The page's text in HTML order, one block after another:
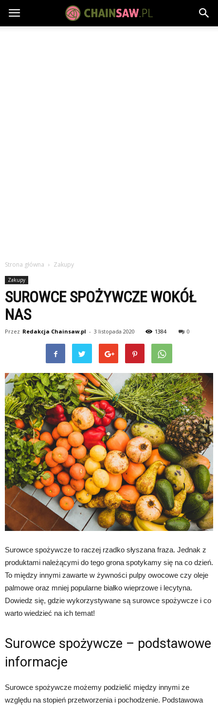
Strona główna Zakupy
Zakupy
SUROWCE SPOŻYWCZE WOKÓŁ
NAS
Przez Redakcja Chainsaw.pl - 3 listopada 2020 1384 0
Surowce spożywcze to raczej rzadko słyszana fraza. Jednak z
produktami należącymi do tego grona spotykamy się na co dzień.
To między innymi zawarte w żywności pulpy owocowe czy oleje
palmowe oraz mniej popularne białko wieprzowe i lecytyna.
Dowiedz się, gdzie wykorzystywane są surowce spożywcze i co
warto wiedzieć na ich temat!
Surowce spożywcze – podstawowe
informacje
Surowce spożywcze możemy podzielić między innymi ze
względu na stopień przetworzenia i pochodzenie. Podstawowa